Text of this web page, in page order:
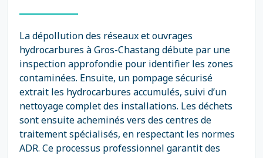
La dépollution des réseaux et ouvrages
hydrocarbures à Gros-Chastang débute par une
inspection approfondie pour identifier les zones
contaminées. Ensuite, un pompage sécurisé
extrait les hydrocarbures accumulés, suivi d’un
nettoyage complet des installations. Les déchets
sont ensuite acheminés vers des centres de
traitement spécialisés, en respectant les normes
ADR. Ce processus professionnel garantit des